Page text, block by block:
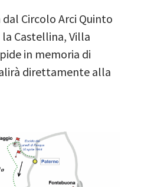
Circolo Arci Quinto
Castellina, Villa
in memoria di
direttamente alla